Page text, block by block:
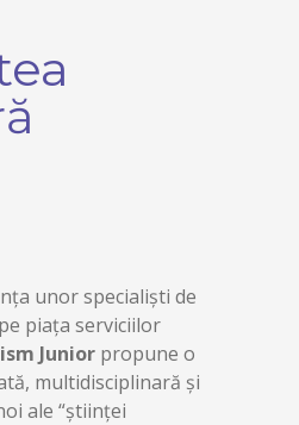
unor specialiști de
piața serviciilor
Junior propune o
multidisciplinară și
ale “științei